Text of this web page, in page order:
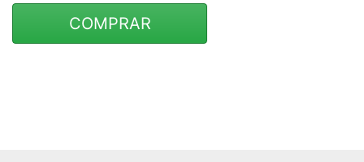
COMPRAR